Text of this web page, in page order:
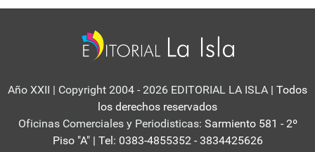
Año XXII | Copyright 2004 - 2026 EDITORIAL LA ISLA | Todos
los derechos reservados
Oficinas Comerciales y Periodisticas: Sarmiento 581 - 2º
Piso "A" | Tel: 0383-4855352 - 3834425626